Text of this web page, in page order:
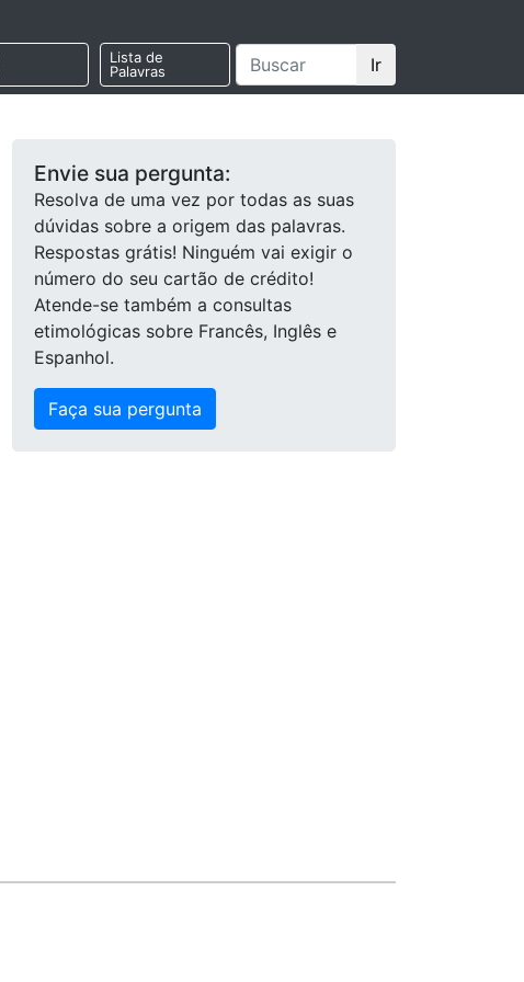
Lista de
Palavras
Ir
Envie sua pergunta:
Resolva de uma vez por todas as suas
dúvidas sobre a origem das palavras.
Respostas grátis! Ninguém vai exigir o
número do seu cartão de crédito!
Atende-se também a consultas
etimológicas sobre Francês, Inglês e
Espanhol.
Faça sua pergunta